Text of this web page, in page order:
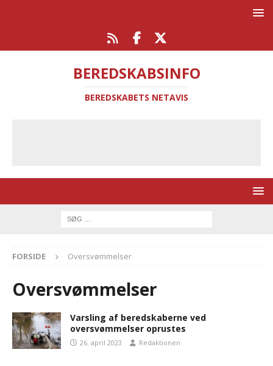
BEREDSKABSINFO
BEREDSKABETS NETAVIS
FORSIDE Oversvømmelser
Oversvømmelser
Varsling af beredskaberne ved
oversvømmelser oprustes
26. april 2023 Redaktionen